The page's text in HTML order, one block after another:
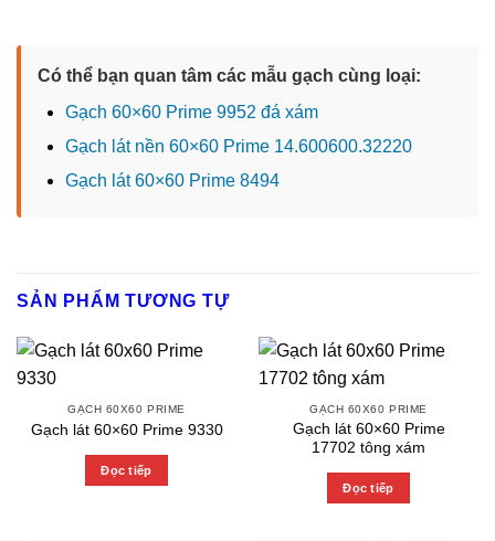
Có thể bạn quan tâm các mẫu gạch cùng loại:
Gạch 60×60 Prime 9952 đá xám
Gạch lát nền 60×60 Prime 14.600600.32220
Gạch lát 60×60 Prime 8494
SẢN PHẨM TƯƠNG TỰ
GẠCH 60X60 PRIME
Gạch lát 60×60 Prime 9330
Đọc tiếp
GẠCH 60X60 PRIME
Gạch lát 60×60 Prime
17702 tông xám
Đọc tiếp